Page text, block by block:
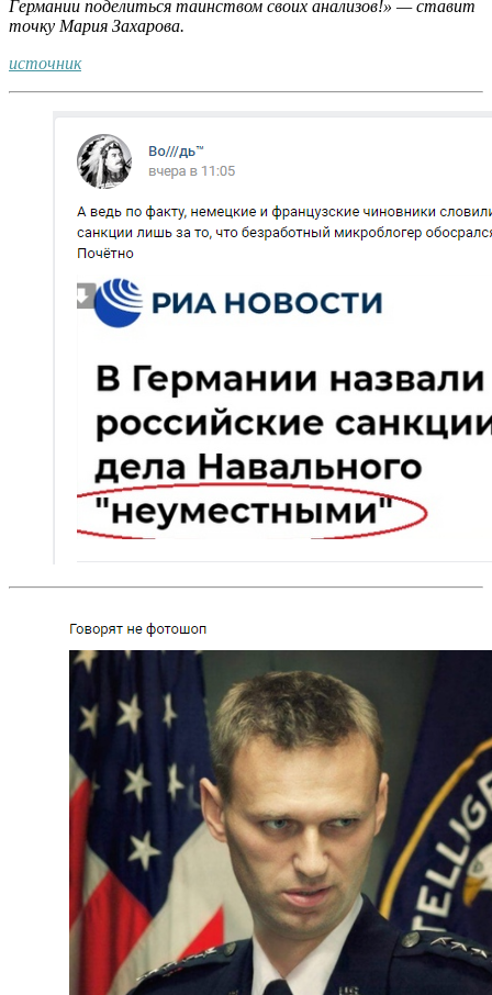
Германии поделиться таинством своих анализов!» — ставит
точку Мария Захарова.
источник